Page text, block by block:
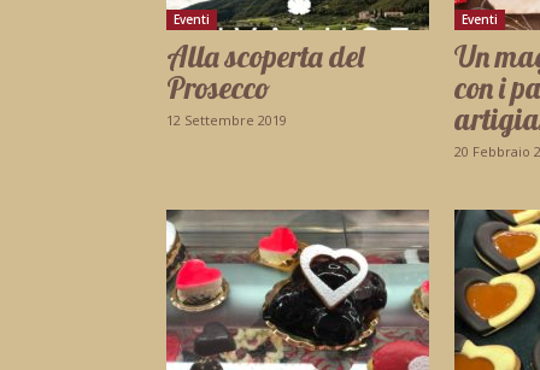
Eventi
Alla scoperta del
Prosecco
12 Settembre 2019
Eventi
Un
con i
20 Febbraio